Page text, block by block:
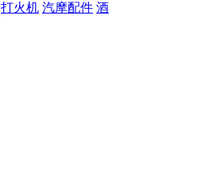
打火机 汽摩配件 酒